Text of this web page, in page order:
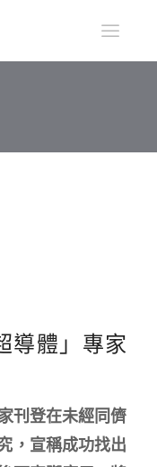
導體」專家
刊登在未經同儕
，宣稱成功找出